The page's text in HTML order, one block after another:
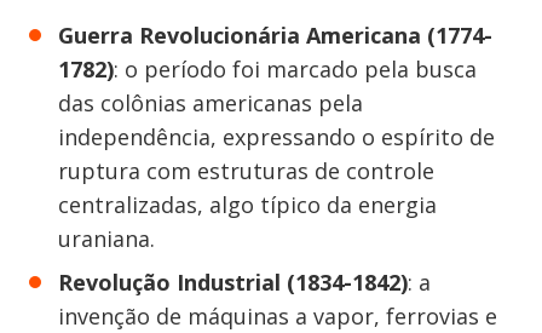
Guerra Revolucionária Americana (1774-
1782): o período foi marcado pela busca
das colônias americanas pela
independência, expressando o espírito de
ruptura com estruturas de controle
centralizadas, algo típico da energia
uraniana.
Revolução Industrial (1834-1842): a
invenção de máquinas a vapor, ferrovias e